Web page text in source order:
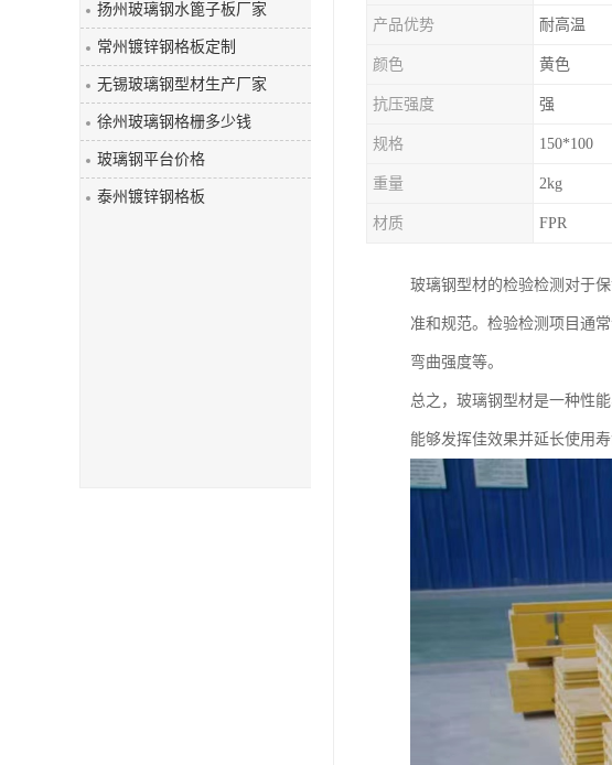
玻璃钢盖板
扬州玻璃钢水篦子板厂家
常州镀锌钢格板定制
无锡玻璃钢型材生产厂家
徐州玻璃钢格栅多少钱
玻璃钢平台价格
泰州镀锌钢格板
产品优势 耐高温
颜色 黄色
抗压强度 强
规格 150*100
重量 2kg
材质 FPR
玻璃钢型材的检验检测对于
准和规范。检验检测项目通
弯曲强度等。
总之，玻璃钢型材是一种性
能够发挥佳效果并延长使用寿